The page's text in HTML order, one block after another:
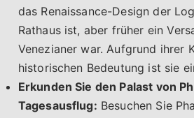
das Renaissance-Design der
Rathaus ist, aber früher ein
Venezianer war. Aufgrund ihrer
historischen Bedeutung ist sie
Erkunden Sie den Palast von
Tagesausflug: Besuchen Sie